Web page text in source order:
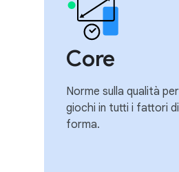
Core
Norme sulla qualità
giochi in tutti i fattori di
forma.